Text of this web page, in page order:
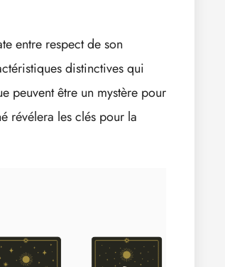
entre respect de son
distinctives qui
peuvent être un mystère pour
révélera les clés pour la